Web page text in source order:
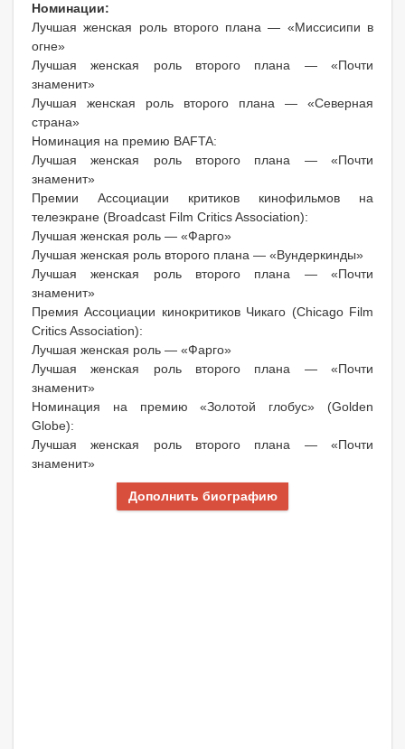
Номинации:
Лучшая женская роль второго плана — «Миссисипи в
огне»
Лучшая женская роль второго плана — «Почти
знаменит»
Лучшая женская роль второго плана — «Северная
страна»
Номинация на премию BAFTA:
Лучшая женская роль второго плана — «Почти
знаменит»
Премии Ассоциации критиков кинофильмов на
телеэкране (Broadcast Film Critics Association):
Лучшая женская роль — «Фарго»
Лучшая женская роль второго плана — «Вундеркинды»
Лучшая женская роль второго плана — «Почти
знаменит»
Премия Ассоциации кинокритиков Чикаго (Chicago Film
Critics Association):
Лучшая женская роль — «Фарго»
Лучшая женская роль второго плана — «Почти
знаменит»
Номинация на премию «Золотой глобус» (Golden
Globe):
Лучшая женская роль второго плана — «Почти
знаменит»
Дополнить биографию